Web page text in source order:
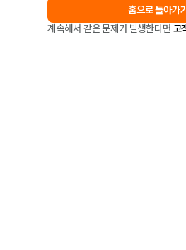
홈으로 돌아가
계속해서 같은 문제가 발생한다면 고